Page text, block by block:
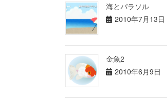
海とパラソル
2010年7月13日
金魚2
2010年6月9日